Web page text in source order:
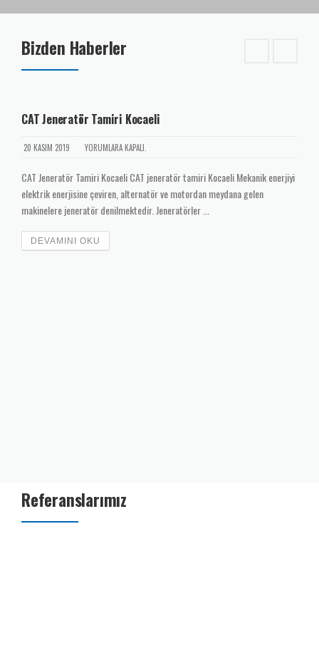
Bizden Haberler
CAT Jeneratör Tamiri Kocaeli
20 KASIM 2019 YORUMLARA KAPALI.
CAT Jeneratör Tamiri Kocaeli CAT jeneratör tamiri Kocaeli Mekanik enerjiyi
elektrik enerjisine çeviren, alternatör ve motordan meydana gelen
makinelere jeneratör denilmektedir. Jeneratörler ...
DEVAMINI OKU
Referanslarımız